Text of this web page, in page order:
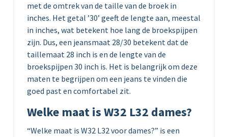
met de omtrek van de taille van de broek in
inches. Het getal ’30’ geeft de lengte aan, meestal
in inches, wat betekent hoe lang de broekspijpen
zijn. Dus, een jeansmaat 28/30 betekent dat de
taillemaat 28 inch is en de lengte van de
broekspijpen 30 inch is. Het is belangrijk om deze
maten te begrijpen om een jeans te vinden die
goed past en comfortabel zit.
Welke maat is W32 L32 dames?
“Welke maat is W32 L32 voor dames?” is een